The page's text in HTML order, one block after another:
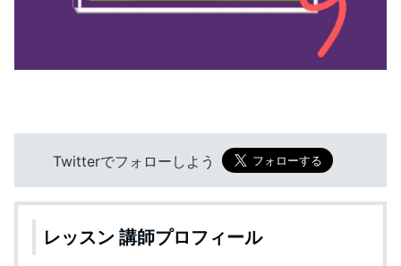
Twitterでフォローしよう
レッスン 講師プロフィール